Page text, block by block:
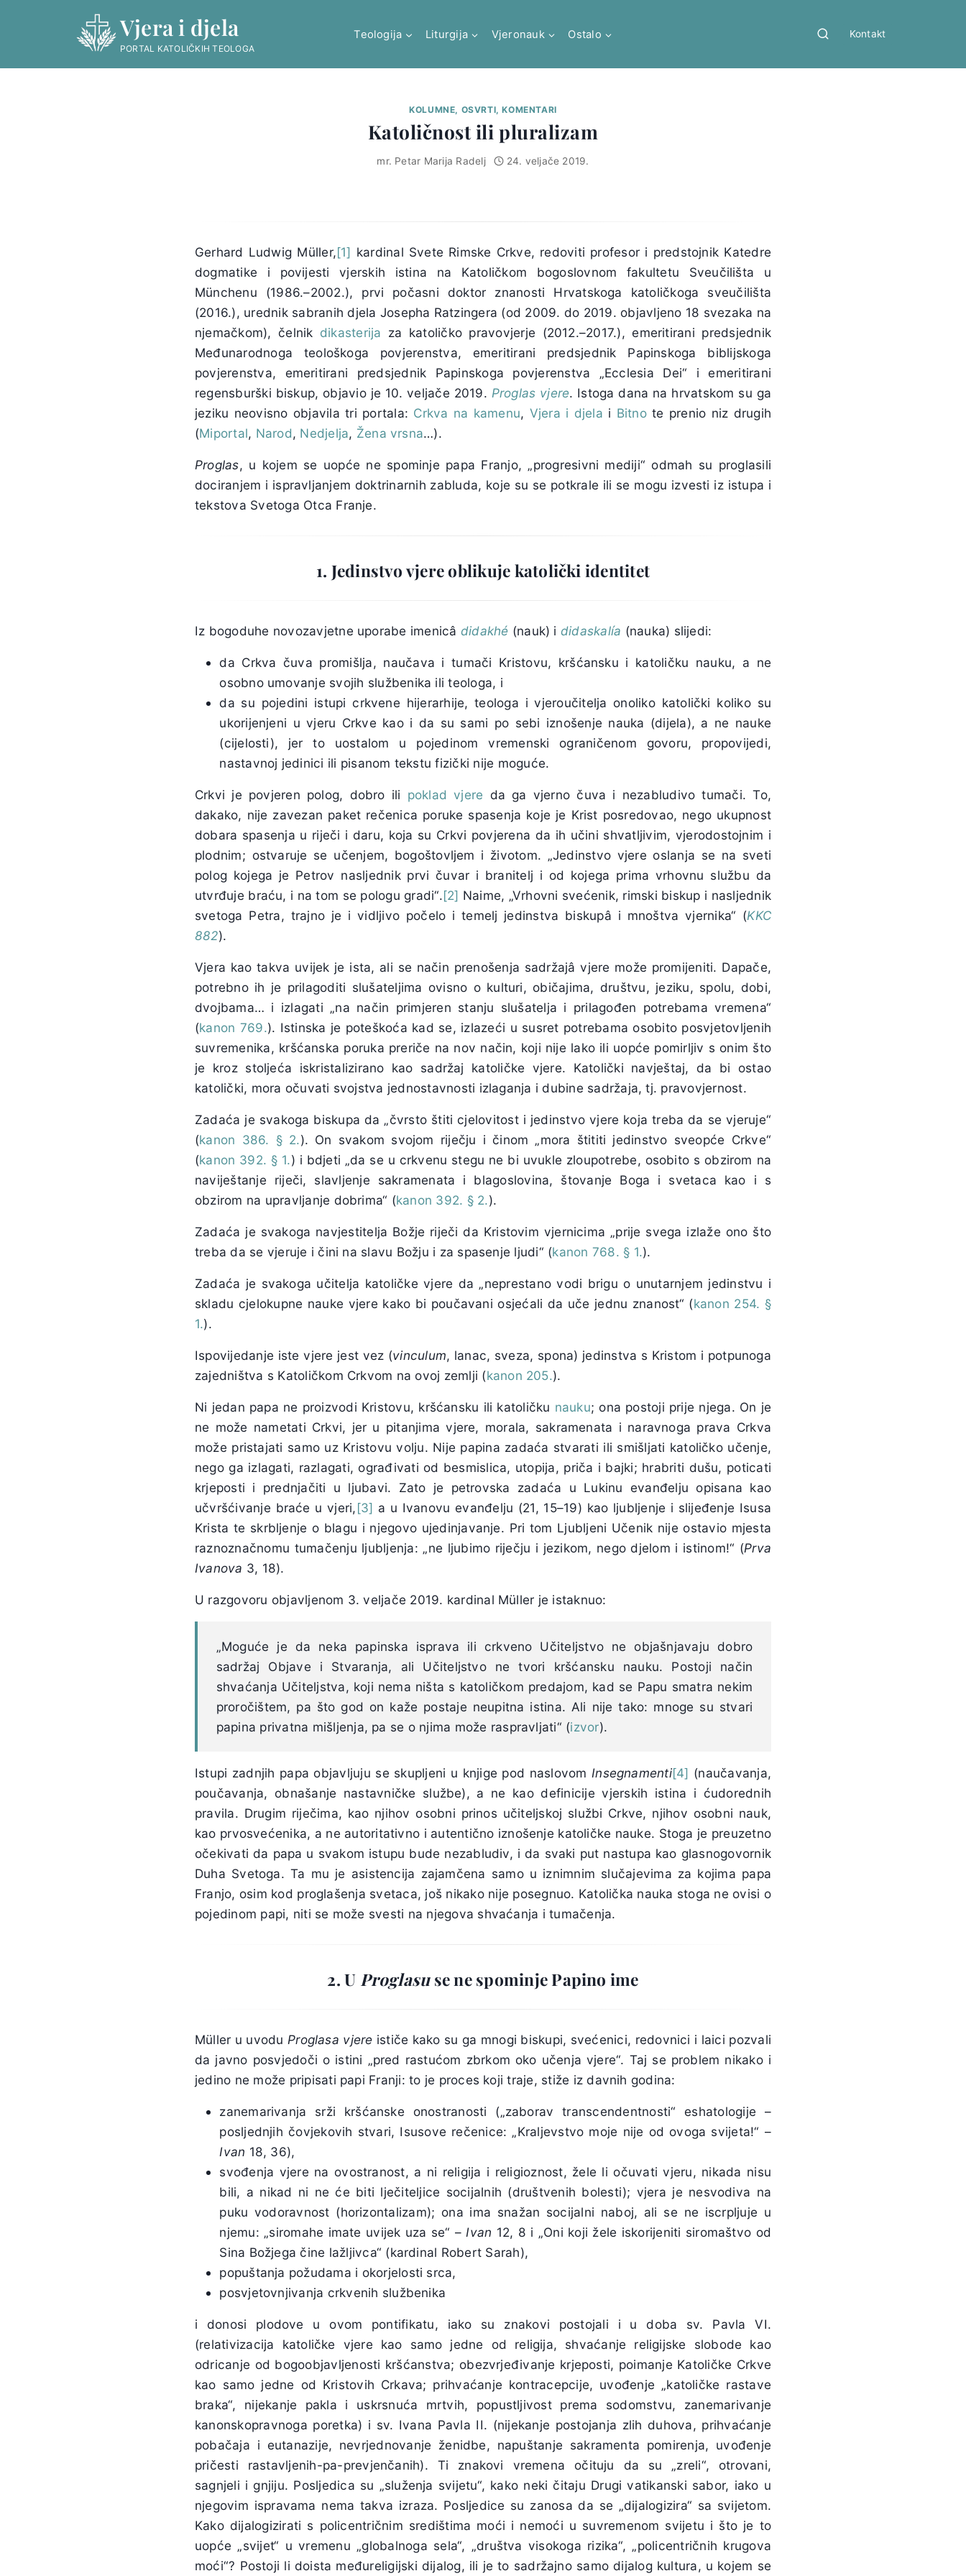
Vjera i djela
PORTAL KATOLIČKIH TEOLOGA
Teologija Liturgija Vjeronauk Ostalo Kontakt
KOLUMNE, OSVRTI, KOMENTARI
Katoličnost ili pluralizam
mr. Petar Marija Radelj 24. veljače 2019.
Gerhard Ludwig Müller,[1] kardinal Svete Rimske Crkve, redoviti profesor i predstojnik Katedre
dogmatike i povijesti vjerskih istina na Katoličkom bogoslovnom fakultetu Sveučilišta u
Münchenu (1986.–2002.), prvi počasni doktor znanosti Hrvatskoga katoličkoga sveučilišta
(2016.), urednik sabranih djela Josepha Ratzingera (od 2009. do 2019. objavljeno 18 svezaka na
njemačkom), čelnik dikasterija za katoličko pravovjerje (2012.–2017.), emeritirani predsjednik
Međunarodnoga teološkoga povjerenstva, emeritirani predsjednik Papinskoga biblijskoga
povjerenstva, emeritirani predsjednik Papinskoga povjerenstva „Ecclesia Dei“ i emeritirani
regensburški biskup, objavio je 10. veljače 2019. Proglas vjere. Istoga dana na hrvatskom su ga
jeziku neovisno objavila tri portala: Crkva na kamenu, Vjera i djela i Bitnote prenio niz drugih
(Miportal, Narod, Nedjelja, Žena vrsna…).
Proglas, u kojem se uopće ne spominje papa Franjo, „progresivni mediji“ odmah su proglasili
dociranjem i ispravljanjem doktrinarnih zabluda, koje su se potkrale ili se mogu izvesti iz istupa i
tekstova Svetoga Otca Franje.
1. Jedinstvo vjere oblikuje katolički identitet
Iz bogoduhe novozavjetne uporabe imenicâ didakhé (nauk) i didaskalía (nauka) slijedi:
da Crkva čuva promišlja, naučava i tumači Kristovu, kršćansku i katoličku nauku, a ne
osobno umovanje svojih službenika ili teologa, i
da su pojedini istupi crkvene hijerarhije, teologa i vjeroučitelja onoliko katolički koliko su
ukorijenjeni u vjeru Crkve kao i da su sami po sebi iznošenje nauka (dijela), a ne nauke
(cijelosti), jer to uostalom u pojedinom vremenski ograničenom govoru, propovijedi,
nastavnoj jedinici ili pisanom tekstu fizički nije moguće.
Crkvi je povjeren polog, dobro ili poklad vjere da ga vjerno čuva i nezabludivo tumači. To,
dakako, nije zavezan paket rečenica poruke spasenja koje je Krist posredovao, nego ukupnost
dobara spasenja u riječi i daru, koja su Crkvi povjerena da ih učini shvatljivim, vjerodostojnim i
plodnim; ostvaruje se učenjem, bogoštovljem i životom. „Jedinstvo vjere oslanja se na sveti
polog kojega je Petrov nasljednik prvi čuvar i branitelj i od kojega prima vrhovnu službu da
utvrđuje braću, i na tom se pologu gradi“.[2] Naime, „Vrhovni svećenik, rimski biskup i nasljednik
svetoga Petra, trajno je i vidljivo počelo i temelj jedinstva biskupâ i mnoštva vjernika“ (KKC
882).
Vjera kao takva uvijek je ista, ali se način prenošenja sadržajâ vjere može promijeniti. Dapače,
potrebno ih je prilagoditi slušateljima ovisno o kulturi, običajima, društvu, jeziku, spolu, dobi,
dvojbama… i izlagati „na način primjeren stanju slušatelja i prilagođen potrebama vremena“
(kanon 769.). Istinska je poteškoća kad se, izlazeći u susret potrebama osobito posvjetovljenih
suvremenika, kršćanska poruka preriče na nov način, koji nije lako ili uopće pomirljiv s onim što
je kroz stoljeća iskristalizirano kao sadržaj katoličke vjere. Katolički navještaj, da bi ostao
katolički, mora očuvati svojstva jednostavnosti izlaganja i dubine sadržaja, tj. pravovjernost.
Zadaća je svakoga biskupa da „čvrsto štiti cjelovitost i jedinstvo vjere koja treba da se vjeruje“
(kanon 386. § 2.). On svakom svojom riječju i činom „mora štititi jedinstvo sveopće Crkve“
(kanon 392. § 1.) i bdjeti „da se u crkvenu stegu ne bi uvukle zloupotrebe, osobito s obzirom na
naviještanje riječi, slavljenje sakramenata i blagoslovina, štovanje Boga i svetaca kao i s
obzirom na upravljanje dobrima“ (kanon 392. § 2.).
Zadaća je svakoga navjestitelja Božje riječi da Kristovim vjernicima „prije svega izlaže ono što
treba da se vjeruje i čini na slavu Božju i za spasenje ljudi“ (kanon 768. § 1.).
Zadaća je svakoga učitelja katoličke vjere da „neprestano vodi brigu o unutarnjem jedinstvu i
skladu cjelokupne nauke vjere kako bi poučavani osjećali da uče jednu znanost“ (kanon 254. §
1.).
Ispovijedanje iste vjere jest vez (vinculum, lanac, sveza, spona) jedinstva s Kristom i potpunoga
zajedništva s Katoličkom Crkvom na ovoj zemlji (kanon 205.).
Ni jedan papa ne proizvodi Kristovu, kršćansku ili katoličku nauku; ona postoji prije njega. On je
ne može nametati Crkvi, jer u pitanjima vjere, morala, sakramenata i naravnoga prava Crkva
može pristajati samo uz Kristovu volju. Nije papina zadaća stvarati ili smišljati katoličko učenje,
nego ga izlagati, razlagati, ograđivati od besmislica, utopija, priča i bajki; hrabriti dušu, poticati
krjeposti i prednjačiti u ljubavi. Zato je petrovska zadaća u Lukinu evanđelju opisana kao
učvršćivanje braće u vjeri,[3] a u Ivanovu evanđelju (21, 15–19) kao ljubljenje i slijeđenje Isusa
Krista te skrbljenje o blagu i njegovo ujedinjavanje. Pri tom Ljubljeni Učenik nije ostavio mjesta
raznoznačnomu tumačenju ljubljenja: „ne ljubimo riječju i jezikom, nego djelom i istinom!“ (Prva
Ivanova 3, 18).
U razgovoru objavljenom 3. veljače 2019. kardinal Müller je istaknuo:
„Moguće je da neka papinska isprava ili crkveno Učiteljstvo ne objašnjavaju dobro
sadržaj Objave i Stvaranja, ali Učiteljstvo ne tvori kršćansku nauku. Postoji način
shvaćanja Učiteljstva, koji nema ništa s katoličkom predajom, kad se Papu smatra nekim
proročištem, pa što god on kaže postaje neupitna istina. Ali nije tako: mnoge su stvari
papina privatna mišljenja, pa se o njima može raspravljati“ (izvor).
Istupi zadnjih papa objavljuju se skupljeni u knjige pod naslovomInsegnamenti[4] (naučavanja,
poučavanja, obnašanje nastavničke službe), a ne kao definicije vjerskih istina i ćudorednih
pravila. Drugim riječima, kao njihov osobni prinos učiteljskoj službi Crkve, njihov osobni nauk,
kao prvosvećenika, a ne autoritativno i autentično iznošenje katoličke nauke. Stoga je preuzetno
očekivati da papa u svakom istupu bude nezabludiv, i da svaki put nastupa kao glasnogovornik
Duha Svetoga. Ta mu je asistencija zajamčena samo u iznimnim slučajevima za kojima papa
Franjo, osim kod proglašenja svetaca, još nikako nije posegnuo. Katolička nauka stoga ne ovisi o
pojedinom papi, niti se može svesti na njegova shvaćanja i tumačenja.
2. U Proglasuse ne spominje Papino ime
Müller u uvoduProglasa vjere ističe kako su ga mnogi biskupi, svećenici, redovnici i laici pozvali
da javno posvjedoči o istini „pred rastućom zbrkom oko učenja vjere“. Taj se problem nikako i
jedino ne može pripisati papi Franji: to je proces koji traje, stiže iz davnih godina:
zanemarivanja srži kršćanske onostranosti („zaborav transcendentnosti“ eshatologije –
posljednjih čovjekovih stvari, Isusove rečenice: „Kraljevstvo moje nije od ovoga svijeta!“ –
Ivan 18, 36),
svođenja vjere na ovostranost, a ni religija i religioznost, žele li očuvati vjeru, nikada nisu
bili, a nikad ni ne će biti lječiteljice socijalnih (društvenih bolesti); vjera je nesvodiva na
puku vodoravnost (horizontalizam); ona ima snažan socijalni naboj, ali se ne iscrpljuje u
njemu: „siromahe imate uvijek uza se“ –Ivan 12, 8 i „Oni koji žele iskorijeniti siromaštvo od
Sina Božjega čine lažljivca“ (kardinal Robert Sarah),
popuštanja požudama i okorjelosti srca,
posvjetovnjivanja crkvenih službenika
i donosi plodove u ovom pontifikatu, iako su znakovi postojali i u doba sv. Pavla VI.
(relativizacija katoličke vjere kao samo jedne od religija, shvaćanje religijske slobode kao
odricanje od bogoobjavljenosti kršćanstva; obezvrjeđivanje krjeposti, poimanje Katoličke Crkve
kao samo jedne od Kristovih Crkava; prihvaćanje kontracepcije, uvođenje „katoličke rastave
braka“, nijekanje pakla i uskrsnuća mrtvih, popustljivost prema sodomstvu, zanemarivanje
kanonskopravnoga poretka) i sv. Ivana Pavla II. (nijekanje postojanja zlih duhova, prihvaćanje
pobačaja i eutanazije, nevrjednovanje ženidbe, napuštanje sakramenta pomirenja, uvođenje
pričesti rastavljenih-pa-prevjenčanih). Ti znakovi vremena očituju da su „zreli“, otrovani,
sagnjeli i gnjiju. Posljedica su „služenja svijetu“, kako neki čitaju Drugi vatikanski sabor, iako u
njegovim ispravama nema takva izraza. Posljedice su zanosa da se „dijalogizira“ sa svijetom.
Kako dijalogizirati s policentričnim središtima moći i nemoći u suvremenom svijetu i što je to
uopće „svijet“ u vremenu „globalnoga sela“, „društva visokoga rizika“, „policentričnih krugova
moći“? Postoji li doista međureligijski dijalog, ili je to sadržajno samo dijalog kultura, u kojem se